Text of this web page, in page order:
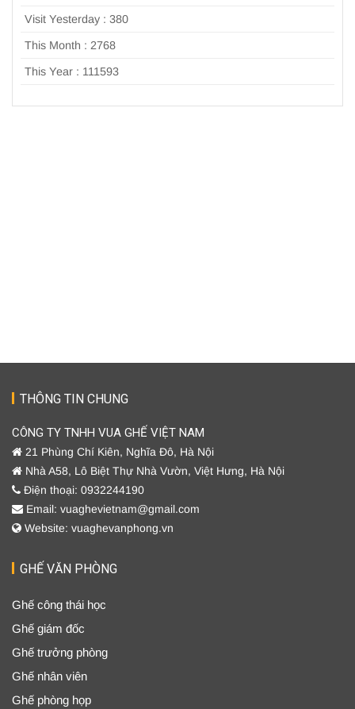
Visit Yesterday : 380
This Month : 2768
This Year : 111593
THÔNG TIN CHUNG
CÔNG TY TNHH VUA GHẾ VIỆT NAM
21 Phùng Chí Kiên, Nghĩa Đô, Hà Nội
Nhà A58, Lô Biệt Thự Nhà Vườn, Việt Hưng, Hà Nội
Điện thoại: 0932244190
Email: vuaghevietnam@gmail.com
Website: vuaghevanphong.vn
GHẾ VĂN PHÒNG
Ghế công thái học
Ghế giám đốc
Ghế trưởng phòng
Ghế nhân viên
Ghế phòng họp